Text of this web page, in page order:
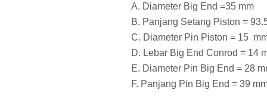
A. Diameter Big End =35 mm
B. Panjang Setang Piston =
C. Diameter Pin Piston = 15
D. Lebar Big End Conrod = 14
E. Diameter Pin Big End = 28
F. Panjang Pin Big End = 39